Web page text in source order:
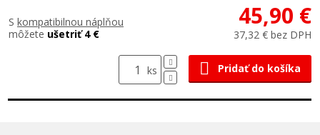
S kompatibilnou náplňou
môžete ušetriť 4 €
45,90 €
37,32 € bez DPH
ks Pridať do košíka